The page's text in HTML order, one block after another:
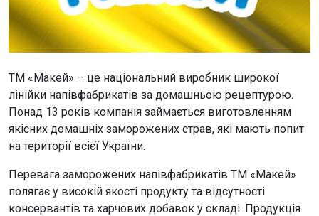
ТМ «Макей» – це національний виробник широкої
лінійки напівфабрикатів за домашньою рецептурою.
Понад 13 років компанія займається виготовленням
якісних домашніх заморожених страв, які мають попит
на території всієї України.
Перевага заморожених напівфабрикатів ТМ «Макей»
полягає у високій якості продукту та відсутності
консервантів та харчових добавок у складі. Продукція